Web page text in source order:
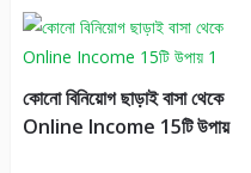
কোনো বিনিয়োগ ছাড়াই বাসা থেকে
Online Income 15টি উপায়